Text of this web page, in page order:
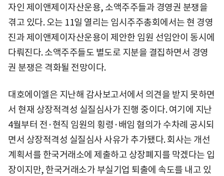
자인 제이앤제이자산운용, 소액주주들과 경영권 분쟁을
겪고 있다. 오는 11일 열리는 임시주주총회에서는 현 경영
진과 제이앤제이자산운용이 제안한 임원 선임안이 동시에
다뤄진다. 소액주주들도 별도로 지분을 결집하면서 경영
권 분쟁은 격화될 전망이다.
대호에이엘은 지난해 감사보고서에서 의견을 받지 못하면
서 현재 상장적격성 실질심사가 진행 중이다. 여기에 지난
4월부터 전·현직 임원의 횡령·배임 혐의가 수차례 공시되
면서 상장적격성 실질심사 사유가 추가됐다. 회사는 개선
계획서를 한국거래소에 제출하고 상장폐지를 막겠다는 입
장이지만, 한국거래소가 부실기업 퇴출에 속도를 내고 있